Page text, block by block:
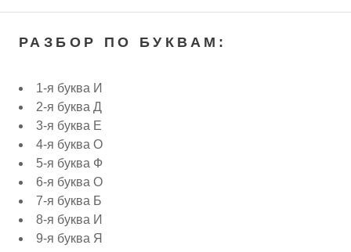
РАЗБОР ПО БУКВАМ:
1-я буква И
2-я буква Д
3-я буква Е
4-я буква О
5-я буква Ф
6-я буква О
7-я буква Б
8-я буква И
9-я буква Я